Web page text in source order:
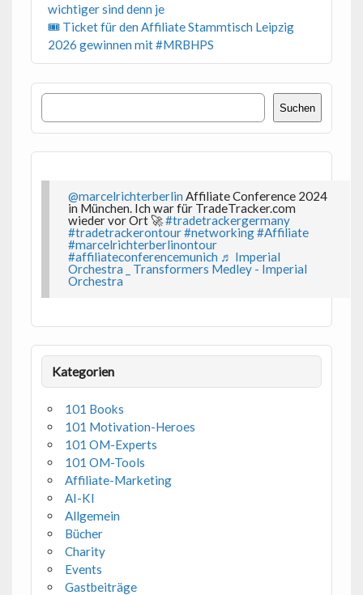
wichtiger sind denn je
🎟 Ticket für den Affiliate Stammtisch Leipzig
2026 gewinnen mit #MRBHPS
Suchen
Suchen
@marcelrichterberlin Affiliate Conference 2024
in München. Ich war für TradeTracker.com
wieder vor Ort 🚀#tradetrackergermany
#tradetrackerontour#networking#Affiliate
#marcelrichterberlinontour
#affiliateconferencemunich ♬ Imperial
Orchestra _ Transformers Medley - Imperial
Orchestra
Kategorien
101 Books
101 Motivation-Heroes
101 OM-Experts
101 OM-Tools
Affiliate-Marketing
AI-KI
Allgemein
Bücher
Charity
Events
Gastbeiträge